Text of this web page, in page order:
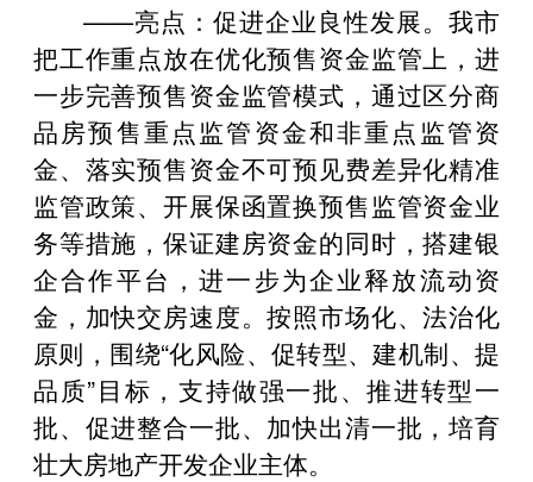
——亮点：促进企业良性发展。我市
把工作重点放在优化预售资金监管上，进
一步完善预售资金监管模式，通过区分商
品房预售重点监管资金和非重点监管资
金、落实预售资金不可预见费差异化精准
监管政策、开展保函置换预售监管资金业
务等措施，保证建房资金的同时，搭建银
企合作平台，进一步为企业释放流动资
金，加快交房速度。按照市场化、法治化
原则，围绕“化风险、促转型、建机制、提
品质”目标，支持做强一批、推进转型一
批、促进整合一批、加快出清一批，培育
壮大房地产开发企业主体。